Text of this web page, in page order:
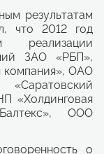
результатам
что 2012 год
реализации
ЗАО «РБП»,
ОАО
«Холдинговая
ООО
о